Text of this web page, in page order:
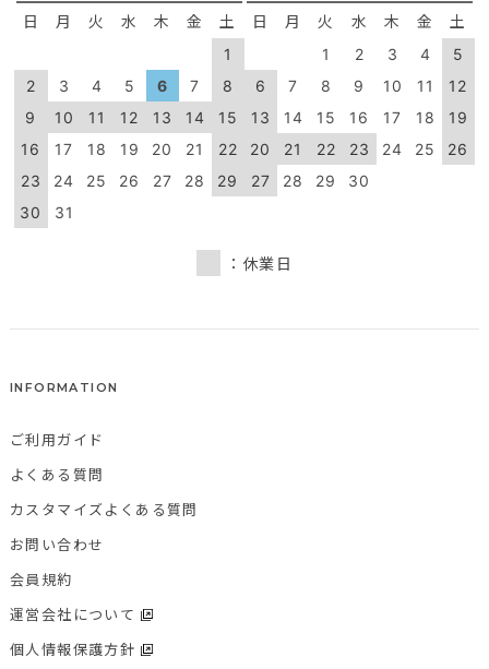
日 月 火 水 木 金 土
1
2
3 4 5 6 7
8
9
10 11 12 13 14
15
16
17 18 19 20 21
22
23
24 25 26 27 28
29
30
31
日 月 火 水 木 金 土
1 2 3 4
5
6
7 8 9 10 11
12
13
14 15 16 17 18
19
20
21 22 23 24 25
26
27
28 29 30
：休業日
INFORMATION
ご利用ガイド
よくある質問
カスタマイズよくある質問
お問い合わせ
会員規約
運営会社について
個人情報保護方針